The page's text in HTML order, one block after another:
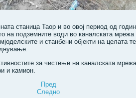
станица Таор и во овој период од
на подземните води во каналската
и станбени објекти на целата
за чистење на каналската
и камион.
Пред
Следно